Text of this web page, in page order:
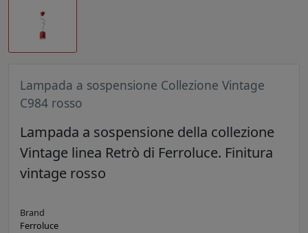
Lampada a sospensione Collezione Vintage
C984 rosso
Lampada a sospensione della collezione
Vintage linea Retrò di Ferroluce. Finitura
vintage rosso
Brand
Ferroluce